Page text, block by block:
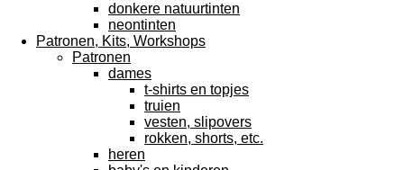
donkere natuurtinten
neontinten
Patronen, Kits, Workshops
Patronen
dames
t-shirts en topjes
truien
vesten, slipovers
rokken, shorts, etc.
heren